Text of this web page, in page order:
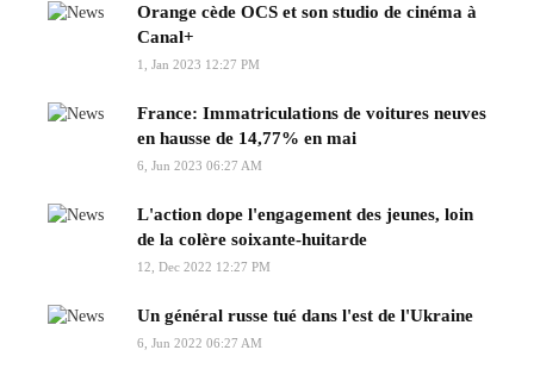
Orange cède OCS et son studio de cinéma à
Canal+
1, Jan 2023 12:27 PM
France: Immatriculations de voitures neuves
en hausse de 14,77% en mai
6, Jun 2023 06:27 AM
L'action dope l'engagement des jeunes, loin
de la colère soixante-huitarde
12, Dec 2022 12:27 PM
Un général russe tué dans l'est de l'Ukraine
6, Jun 2022 06:27 AM